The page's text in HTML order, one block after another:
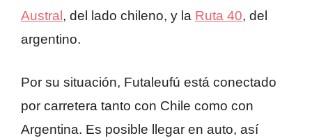
Austral, del lado chileno, y la Ruta 40, del
argentino.
Por su situación, Futaleufú está conectado
por carretera tanto con Chile como con
Argentina. Es posible llegar en auto, así